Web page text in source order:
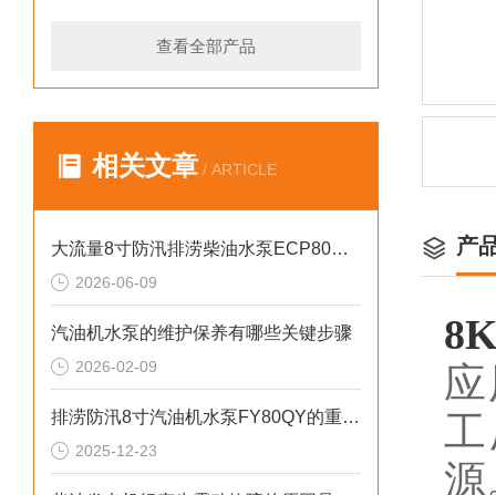
查看全部产品
相关文章 / ARTICLE
大流量8寸防汛排涝柴油水泵ECP80ME产品介绍
2026-06-09
汽油机水泵的维护保养有哪些关键步骤
2026-02-09
排涝防汛8寸汽油机水泵FY80QY的重要性
2025-12-23
产
源